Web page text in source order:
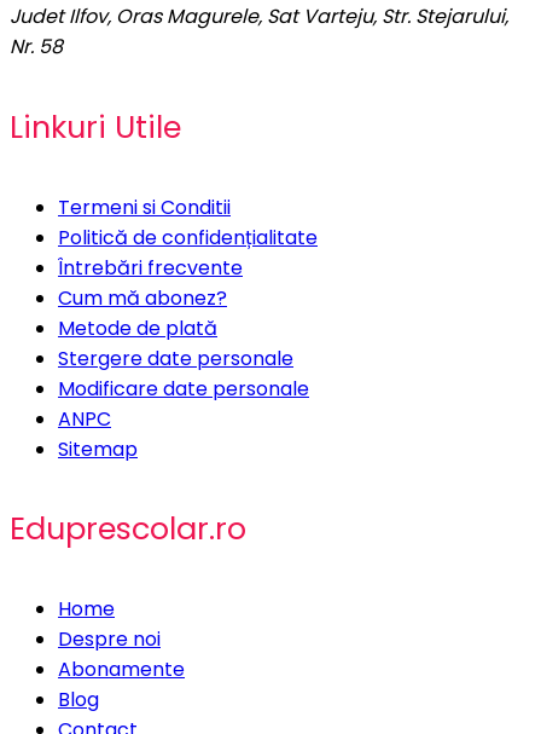
Judet Ilfov, Oras Magurele, Sat Varteju, Str. Stejarului,
Nr. 58
Linkuri Utile
Termeni si Conditii
Politică de confidențialitate
Întrebări frecvente
Cum mă abonez?
Metode de plată
Stergere date personale
Modificare date personale
ANPC
Sitemap
Eduprescolar.ro
Home
Despre noi
Abonamente
Blog